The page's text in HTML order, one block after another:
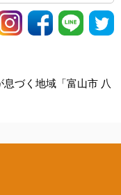
息づく地域「富山市 八